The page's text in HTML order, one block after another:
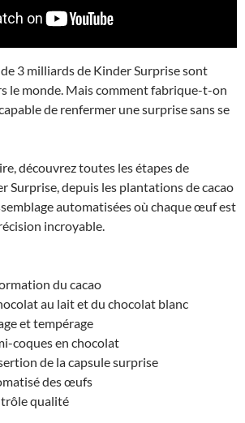
3 milliards de Kinder Surprise sont
le monde. Mais comment fabrique-t-on
de renfermer une surprise sans se
découvrez toutes les étapes de
Surprise, depuis les plantations de cacao
automatisées où chaque œuf est
incroyable.
du cacao
au lait et du chocolat blanc
et tempérage
coques en chocolat
de la capsule surprise
des œufs
qualité